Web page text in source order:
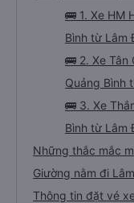
🚌 1. Xe HM
Bình từ Lâm
🚌 2. Xe Tân
Quảng Bình
🚌 3. Xe
Bình từ Lâm
Những thắc mắc
Giường nằm đi
Thông tin đặt vé